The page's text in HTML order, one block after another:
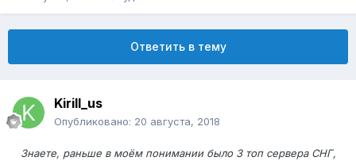
Ответить в тему
Kirill_us
Опубликовано: 20 августа, 2018
Знаете, раньше в моём понимании было 3 топ сервера СНГ,